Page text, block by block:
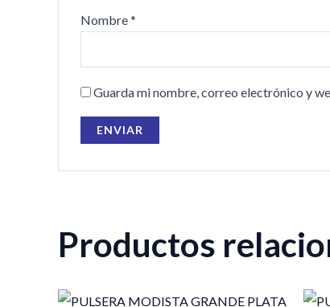
Nombre*
Guarda mi nombre, correo electrónico y
Productos